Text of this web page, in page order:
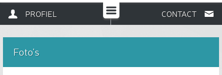
PROFIEL CONTACT
Foto's